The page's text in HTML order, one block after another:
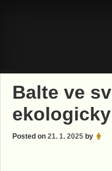
Balte ve
ekologicky
Posted on 21. 1. 2025 by